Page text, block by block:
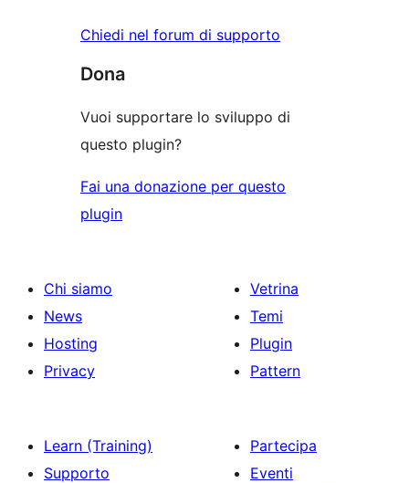
Chiedi nel forum di supporto
Dona
Vuoi supportare lo sviluppo di
questo plugin?
Fai una donazione per questo
plugin
Chi siamo
News
Hosting
Privacy
Vetrina
Temi
Plugin
Pattern
Learn (Training)
Supporto
Partecipa
Eventi